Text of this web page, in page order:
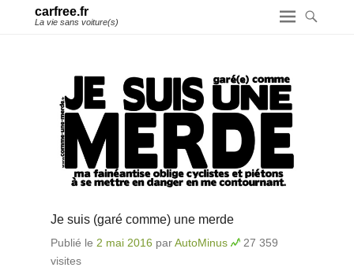
carfree.fr
La vie sans voiture(s)
Je suis (garé comme) une merde
Publié le 2 mai 2016 parAutoMinus
27 359
visites